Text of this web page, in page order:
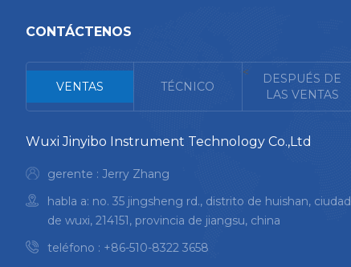
CONTÁCTENOS
VENTAS TÉCNICO
<
DESPUÉS DE
LAS VENTAS
Wuxi Jinyibo Instrument Technology Co.,Ltd
gerente : Jerry Zhang
habla a: no. 35 jingsheng rd., distrito de huishan, ciudad
de wuxi, 214151, provincia de jiangsu, china
teléfono : +86-510-8322 3658